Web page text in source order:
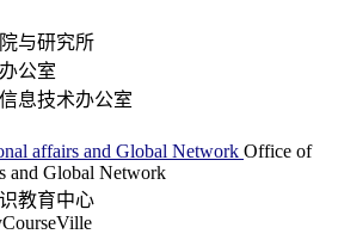
与研究所
公室
信息技术办公室
affairs and Global Network Office of
and Global Network
教育中心